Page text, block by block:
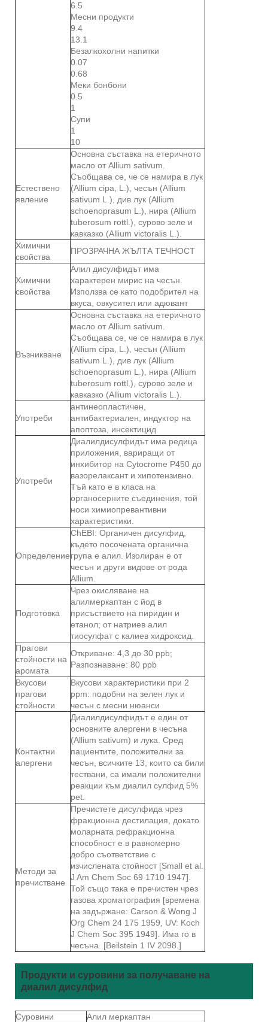
6.5
Месни продукти
9.4
13.1
Безалкохолни напитки
0.07
0.68
Меки бонбони
0.5
1
Супи
1
10
Естествено
явление
Основна съставка на етеричното
масло от Allium sativum.
Съобщава се, че се намира в лук
(Allium cipa, L.), чесън (Allium
sativum L.), див лук (Allium
schoenoprasum L.), нира (Allium
tuberosum rottl.), сурово зеле и
кавказко (Allium victoralis L.).
Химични
свойства
ПРОЗРАЧНА ЖЪЛТА ТЕЧНОСТ
Химични
свойства
Алил дисулфидът има
характерен мирис на чесън.
Използва се като подобрител на
вкуса, овкусител или адювант
Възникване
Основна съставка на етеричното
масло от Allium sativum.
Съобщава се, че се намира в лук
(Allium cipa, L.), чесън (Allium
sativum L.), див лук (Allium
schoenoprasum L.), нира (Allium
tuberosum rottl.), сурово зеле и
кавказко (Allium victoralis L.).
Употреби
антинеопластичен,
антибактериален, индуктор на
апоптоза, инсектицид
Употреби
Диалилдисулфидът има редица
приложения, вариращи от
инхибитор на Cytocrome P450 до
вазорелаксант и хипотензивно.
Тъй като е в класа на
органосерните съединения, той
носи химиопревантивни
характеристики.
Определение
ChEBI: Органичен дисулфид,
където посочената органична
група е алил. Изолиран е от
чесън и други видове от рода
Allium.
Подготовка
Чрез окисляване на
алилмеркаптан с йод в
присъствието на пиридин и
етанол; от натриев алил
тиосулфат с калиев хидроксид.
Прагови
стойности на
аромата
Откриване: 4,3 до 30 ppb;
Разпознаване: 80 ppb
Вкусови
прагови
стойности
Вкусови характеристики при 2
ppm: подобни на зелен лук и
чесън с месни нюанси
Контактни
алергени
Диалилдисулфидът е един от
основните алергени в чесъна
(Allium sativum) и лука. Сред
пациентите, положителни за
чесън, всичките 13, които са били
тествани, са имали положителни
реакции към диалил сулфид 5%
pet.
Методи за
пречистване
Пречистете дисулфида чрез
фракционна дестилация, докато
моларната рефракционна
способност е в равномерно
добро съответствие с
изчислената стойност [Small et al.
J Am Chem Soc 69 1710 1947].
Той също така е пречистен чрез
газова хроматография [времена
на задържане: Carson & Wong J
Org Chem 24 175 1959, UV: Koch
J Chem Soc 395 1949]. Има го в
чесъна. [Beilstein 1 IV 2098.]
Продукти и суровини за получаване на
диалил дисулфид
Суровини Алил меркаптан